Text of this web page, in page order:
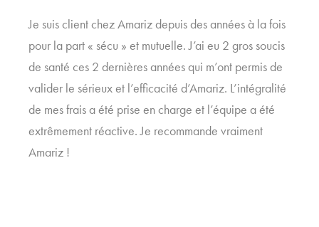
Je suis client chez Amariz depuis des années à la fois
pour la part « sécu » et mutuelle. J’ai eu 2 gros soucis
de santé ces 2 dernières années qui m’ont permis de
valider le sérieux et l’efficacité d’Amariz. L’intégralité
de mes frais a été prise en charge et l’équipe a été
extrêmement réactive. Je recommande vraiment
Amariz !